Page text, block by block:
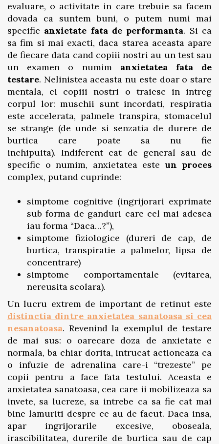
evaluare, o activitate in care trebuie sa facem
dovada ca suntem buni, o putem numi mai
specific anxietate fata de performanta. Si ca
sa fim si mai exacti, daca starea aceasta apare
de fiecare data cand copiii nostri au un test sau
un examen o numim anxietatea fata de
testare. Nelinistea aceasta nu este doar o stare
mentala, ci copiii nostri o traiesc in intreg
corpul lor: muschii sunt incordati, respiratia
este accelerata, palmele transpira, stomacelul
se strange (de unde si senzatia de durere de
burtica care poate sa nu fie
inchipuita). Indiferent cat de general sau de
specific o numim, anxietatea esteun proces
complex, putand cuprinde:
simptome cognitive (ingrijorari exprimate
sub forma de ganduri care cel mai adesea
iau forma “Daca…?”),
simptome fiziologice (dureri de cap, de
burtica, transpiratie a palmelor, lipsa de
concentrare)
simptome comportamentale (evitarea,
nereusita scolara).
Un lucru extrem de important de retinut este
distinctia dintre anxietatea sanatoasa si cea
nesanatoasa. Revenind la exemplul de testare
de mai sus: o oarecare doza de anxietate e
normala, ba chiar dorita, intrucat actioneaza ca
o infuzie de adrenalina care-i “trezeste” pe
copii pentru a face fata testului. Aceasta e
anxietatea sanatoasa, cea care ii mobilizeaza sa
invete, sa lucreze, sa intrebe ca sa fie cat mai
bine lamuriti despre ce au de facut. Daca insa,
apar ingrijorarile excesive, oboseala,
irascibilitatea, durerile de burtica sau de cap